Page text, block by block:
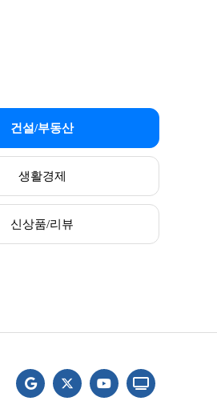
건설/부동산
생활경제
신상품/리뷰